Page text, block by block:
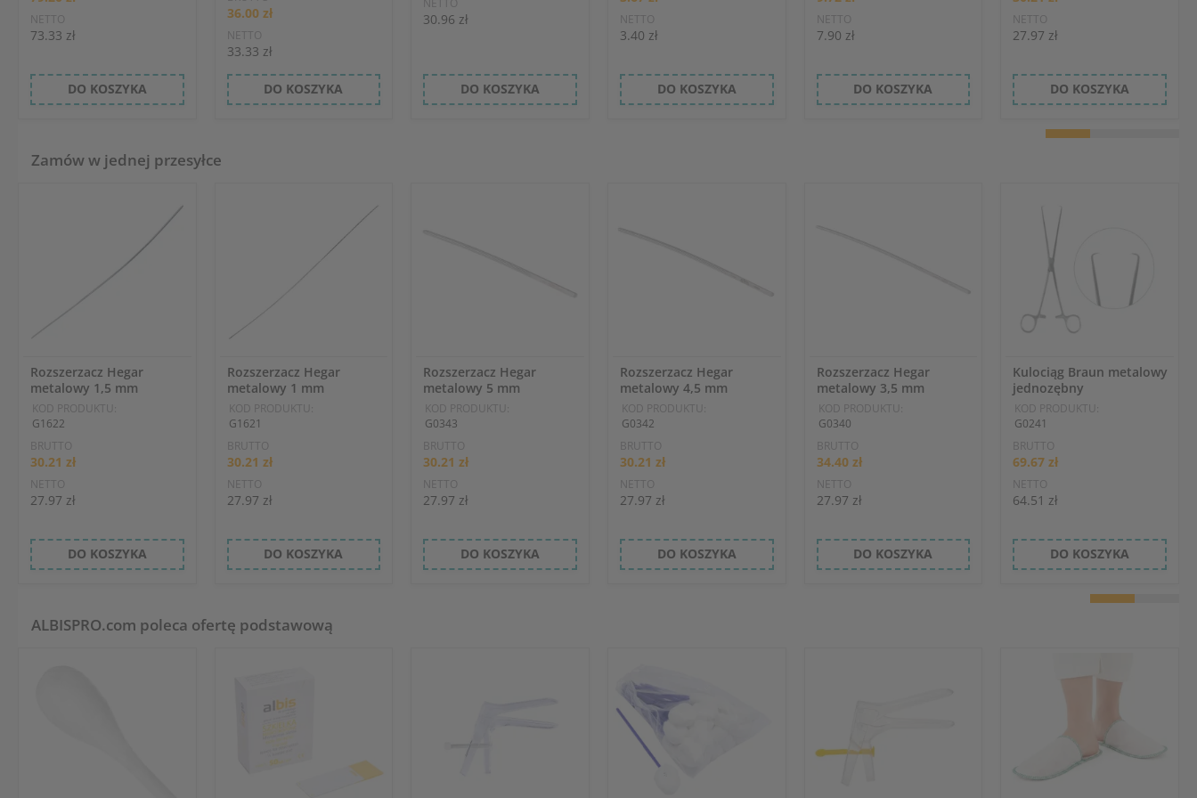
NETTO
73.33 zł
DO KOSZYKA
36.00 zł
NETTO
33.33 zł
DO KOSZYKA
NETTO
30.96 zł
DO KOSZYKA
NETTO
3.40 zł
DO KOSZYKA
NETTO
7.90 zł
DO KOSZYKA
NETTO
27.97 zł
DO KOSZYKA
Zamów w jednej przesyłce
Rozszerzacz Hegar
metalowy 1,5 mm
KOD PRODUKTU:
G1622
BRUTTO
30.21 zł
NETTO
27.97 zł
DO KOSZYKA
Rozszerzacz Hegar
metalowy 1 mm
KOD PRODUKTU:
G1621
BRUTTO
30.21 zł
NETTO
27.97 zł
DO KOSZYKA
Rozszerzacz Hegar
metalowy 5 mm
KOD PRODUKTU:
G0343
BRUTTO
30.21 zł
NETTO
27.97 zł
DO KOSZYKA
Rozszerzacz Hegar
metalowy 4,5 mm
KOD PRODUKTU:
G0342
BRUTTO
30.21 zł
NETTO
27.97 zł
DO KOSZYKA
Rozszerzacz Hegar
metalowy 3,5 mm
KOD PRODUKTU:
G0340
BRUTTO
34.40 zł
NETTO
27.97 zł
DO KOSZYKA
Kulociąg Braun metalowy
jednozębny
KOD PRODUKTU:
G0241
BRUTTO
69.67 zł
NETTO
64.51 zł
DO KOSZYKA
ALBISPRO.com poleca ofertę podstawową